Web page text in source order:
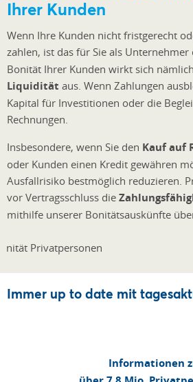
Ihrer Kunden
Wenn Ihre Kunden nicht fristgerecht
zahlen, ist das für Sie als Unternehmer
Bonität Ihrer Kunden wirkt sich
Liquidität aus. Wenn Zahlungen
Kapital für Investitionen oder die
Rechnungen.
Insbesondere, wenn Sie den Kauf auf
oder Kunden einen Kredit gewähren
Ausfallrisiko bestmöglich reduzieren.
vor Vertragsschluss die
mithilfe unserer Bonitätsauskünfte
Immer up to date mit
Informationen